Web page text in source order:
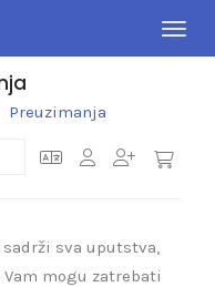
Preuzimanja
sva uputstva,
mogu zatrebati